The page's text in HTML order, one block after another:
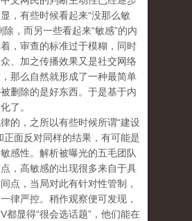
，有些时候看起来“没那么敏
除，而另一些看起来“敏感”的内
，审查的标准过于模糊，同时
、加之传播效果又是社交网络
那么自然就形成了一种最简单
删除的是好东西。于是基于内
了。
的，之所以有些时候所谓“建设
正面反对同样的结果，有可能是
感性。解析被曝光的五毛团队
，高敏感的出现很多来自于具
点，当局对此有针对性管制，
律严控。稍作观察便可发现，
都显得“很会选话题”，他们能在